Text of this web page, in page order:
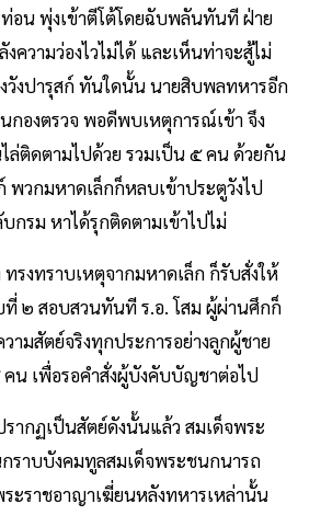
อน พุ่งเข้าตีโต้โดยฉับพลันทันที ฝ่าย
ความว่องไวไม่ได้ และเห็นท่าจะสู้ไม่
วังปารุสก์ ทันใดนั้น นายสิบพลทหารอีก
กองตรวจ พอดีพบเหตุการณ์เข้า จึง
ติดตามไปด้วย รวมเป็น ๕ คน ด้วยกัน
พวกมหาดเล็กก็หลบเข้าประตูวังไป
รม หาได้รุกติดตามเข้าไปไม่
รงทราบเหตุจากมหาดเล็ก ก็รับสั่งให้
๒ สอบสวนทันที ร.อ. โสม ผู้ผ่านศึกก็
ามสัตย์จริงทุกประการอย่างลูกผู้ชาย
น เพื่อรอคำสั่งผู้บังคับบัญชาต่อไป
รากฏเป็นสัตย์ดังนั้นแล้ว สมเด็จพระ
ราบบังคมทูลสมเด็จพระชนกนารถ
ะราชอาญาเฆี่ยนหลังทหารเหล่านั้น